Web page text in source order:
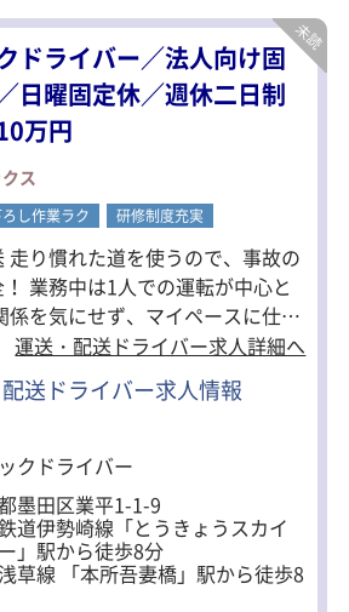
清瀬市(1) 東久留米市(1)
多摩市(1) 稲城市(2)
あきる野市(1)
ドライバー／法人向け固
日曜固定休／週休二日制
万円
ス
し作業ラク 研修制度充実
り慣れた道を使うので、事故の
業務中は1人での運転が中心と
係を気にせず、マイペースに仕事
休みは日曜固定休の週休2日制。
イバーとして末永く活躍しませ
隣に同乗しているので、安心感
品の流れしっかり覚えることが
できます。 受講も勤務内でできる
トに影響されず資格を取得するこ
運送・配送ドライバー求人詳細へ
送ドライバー求人情報
クドライバー
墨田区業平1-1-9
道伊勢崎線「とうきょうスカイ
」駅から徒歩8分
草線 「本所吾妻橋」駅から徒歩8